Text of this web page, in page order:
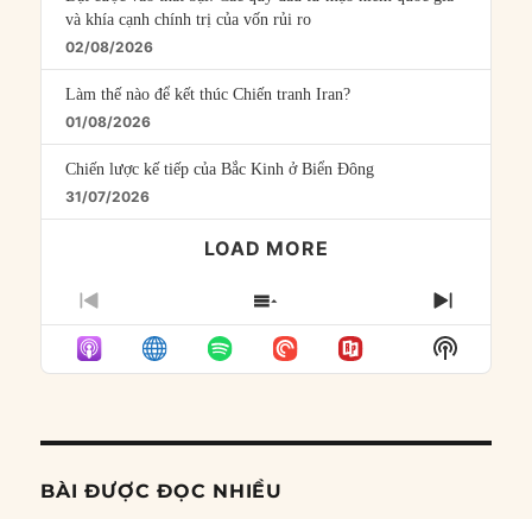
và khía cạnh chính trị của vốn rủi ro
02/08/2026
Làm thế nào để kết thúc Chiến tranh Iran?
01/08/2026
Chiến lược kế tiếp của Bắc Kinh ở Biển Đông
31/07/2026
LOAD MORE
PREVIOUS
EPISODE
SHOW
EPISODES
LIST
NEXT
Show
Podcast
BÀI ĐƯỢC ĐỌC NHIỀU